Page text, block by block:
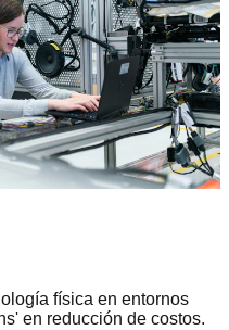
física en entornos
en reducción de costos.